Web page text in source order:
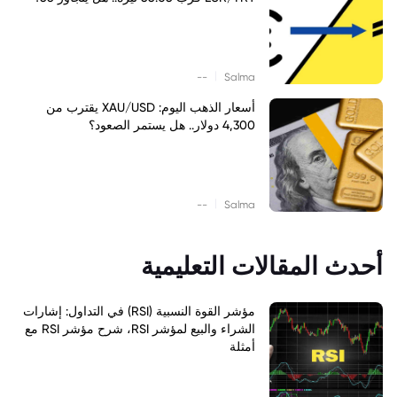
Salma
--
أسعار الذهب اليوم: XAU/USD يقترب من
4,300 دولار.. هل يستمر الصعود؟
Salma
--
أحدث المقالات التعليمية
مؤشر القوة النسبية (RSI) في التداول: إشارات
الشراء والبيع لمؤشر RSI، شرح مؤشر RSI مع
أمثلة